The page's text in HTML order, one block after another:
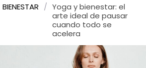
BIENESTAR / Yoga y bienestar: el
arte ideal de pausar
cuando todo se
acelera